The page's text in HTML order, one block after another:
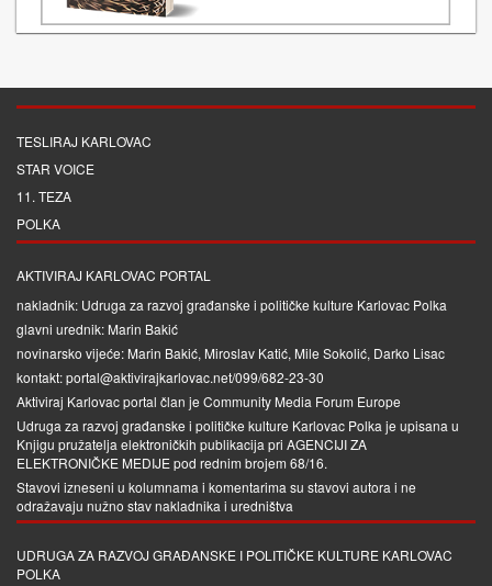
TESLIRAJ KARLOVAC
STAR VOICE
11. TEZA
POLKA
AKTIVIRAJ KARLOVAC PORTAL
nakladnik: Udruga za razvoj građanske i političke kulture Karlovac Polka
glavni urednik: Marin Bakić
novinarsko vijeće: Marin Bakić, Miroslav Katić, Mile Sokolić, Darko Lisac
kontakt: portal@aktivirajkarlovac.net/099/682-23-30
Aktiviraj Karlovac portal član je Community Media Forum Europe
Udruga za razvoj građanske i političke kulture Karlovac Polka je upisana u
Knjigu pružatelja elektroničkih publikacija pri AGENCIJI ZA
ELEKTRONIČKE MEDIJEpod rednim brojem 68/16.
Stavovi izneseni u kolumnama i komentarima su stavovi autora i ne
odražavaju nužno stav nakladnika i uredništva
UDRUGA ZA RAZVOJ GRAĐANSKE I POLITIČKE KULTURE KARLOVAC
POLKA